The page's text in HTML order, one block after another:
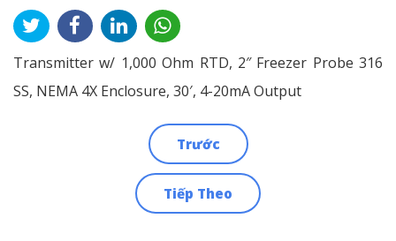
Transmitter w/ 1,000 Ohm RTD, 2″ Freezer Probe 316
SS, NEMA 4X Enclosure, 30′, 4-20mA Output
Trước
Tiếp Theo